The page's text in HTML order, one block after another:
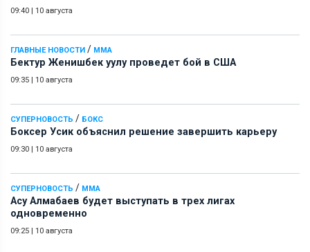
09:40 | 10 августа
ГЛАВНЫЕ НОВОСТИ / ММА
Бектур Женишбек уулу проведет бой в США
09:35 | 10 августа
СУПЕРНОВОСТЬ / БОКС
Боксер Усик объяснил решение завершить карьеру
09:30 | 10 августа
СУПЕРНОВОСТЬ / ММА
Асу Алмабаев будет выступать в трех лигах
одновременно
09:25 | 10 августа